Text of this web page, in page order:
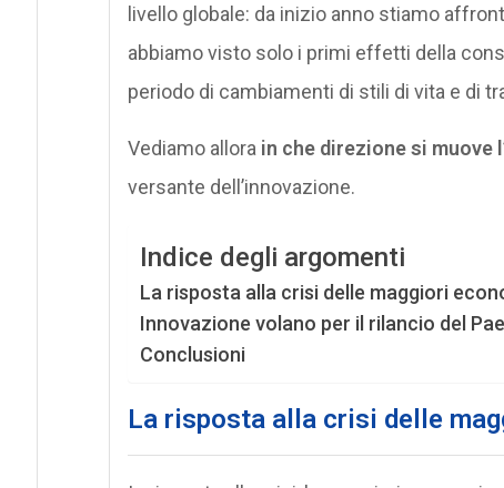
livello globale: da inizio anno stiamo
abbiamo visto solo i primi effetti della
periodo di cambiamenti di stili di vita e di
Vediamo allora in che direzione si muove
versante dell’innovazione.
Indice degli argomenti
La risposta alla crisi delle maggiori
Innovazione volano per il rilancio del
Conclusioni
La risposta alla crisi delle